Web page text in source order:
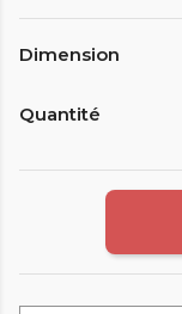
Dimension
Quantité